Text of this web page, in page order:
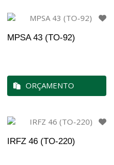
MPSA 43 (TO-92)
ORÇAMENTO
IRFZ 46 (TO-220)